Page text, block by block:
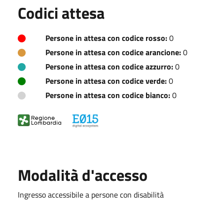
Codici attesa
Persone in attesa con codice rosso:0
Persone in attesa con codice arancione:0
Persone in attesa con codice azzurro:0
Persone in attesa con codice verde:0
Persone in attesa con codice bianco:0
Modalità d'accesso
Ingresso accessibile a persone con disabilità